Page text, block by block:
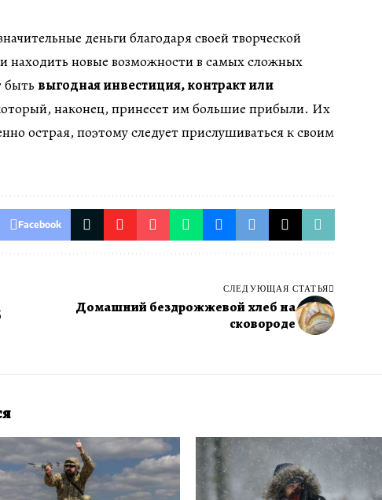
деньги благодаря своей творческой
находить новые возможности в самых сложных
быть выгодная инвестиция, контракт или
наконец, принесет им большие прибыли. Их
острая, поэтому следует прислушиваться к своим
Facebook
СЛЕДУЮЩАЯ СТАТЬЯ
Домашний бездрожжевой хлеб на
сковороде